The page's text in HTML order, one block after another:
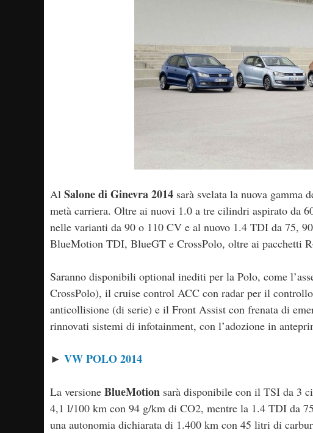
Al Salone di Ginevra 2014 sarà svelata la nuova gamma
metà carriera. Oltre ai nuovi 1.0 a tre cilindri aspirato da
nelle varianti da 90 o 110 CV e al nuovo 1.4 TDI da 75,
BlueMotion TDI, BlueGT e CrossPolo, oltre ai pacchetti
Saranno disponibili optional inediti per la Polo, come
CrossPolo), il cruise control ACC con radar per il
anticollisione (di serie) e il Front Assist con frenata di
rinnovati sistemi di infotainment, con l’adozione in
► VW POLO 2014
La versione BlueMotion sarà disponibile con il TSI da 3
4,1 l/100 km con 94 g/km di CO2, mentre la 1.4 TDI da
una autonomia dichiarata di 1.400 km con 45 litri di